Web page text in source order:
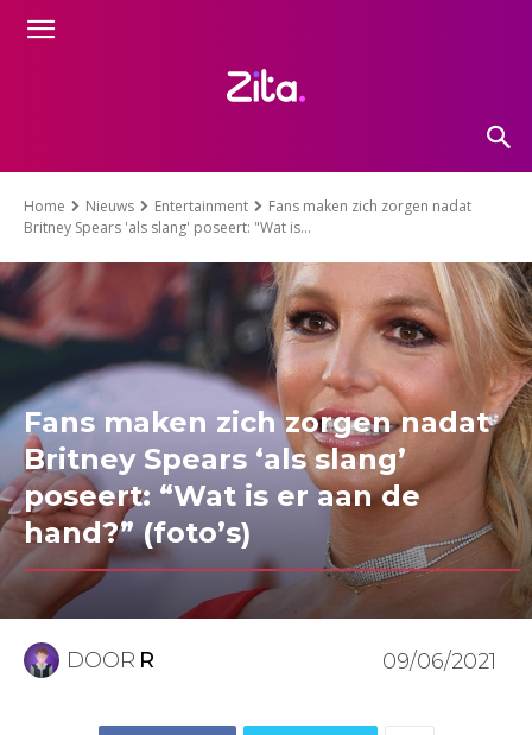
Home Nieuws Entertainment
Fans maken zich zorgen nadat
Britney Spears 'als slang' poseert: "Wat is...
Fans maken zich zorgen nadat
Britney Spears ‘als slang’
poseert: “Wat is er aan de
hand?” (foto’s)
DOOR R 09/06/2021